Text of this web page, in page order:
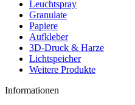
Leuchtspray
Granulate
Papiere
Aufkleber
3D-Druck & Harze
Lichtspeicher
Weitere Produkte
Informationen